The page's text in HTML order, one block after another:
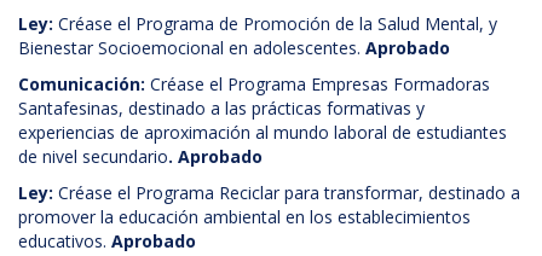
Ley: Créase el Programa de Promoción de la Salud Mental, y
Bienestar Socioemocional en adolescentes. Aprobado
Comunicación: Créase el Programa Empresas Formadoras
Santafesinas, destinado a las prácticas formativas y
experiencias de aproximación al mundo laboral de estudiantes
de nivel secundario. Aprobado
Ley: Créase el Programa Reciclar para transformar, destinado a
promover la educación ambiental en los establecimientos
educativos. Aprobado